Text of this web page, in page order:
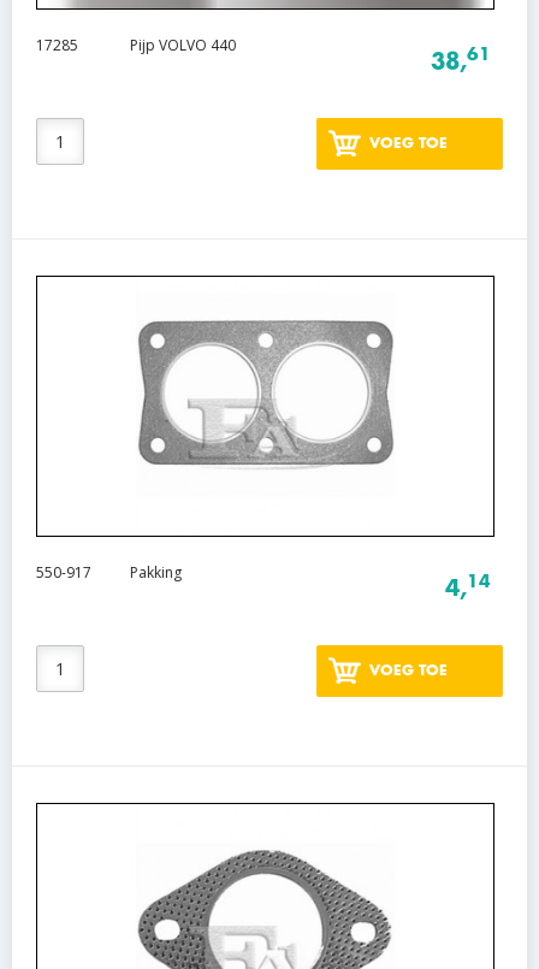
17285 Pijp VOLVO 440
38,61
VOEG TOE
550-917 Pakking
4,14
VOEG TOE